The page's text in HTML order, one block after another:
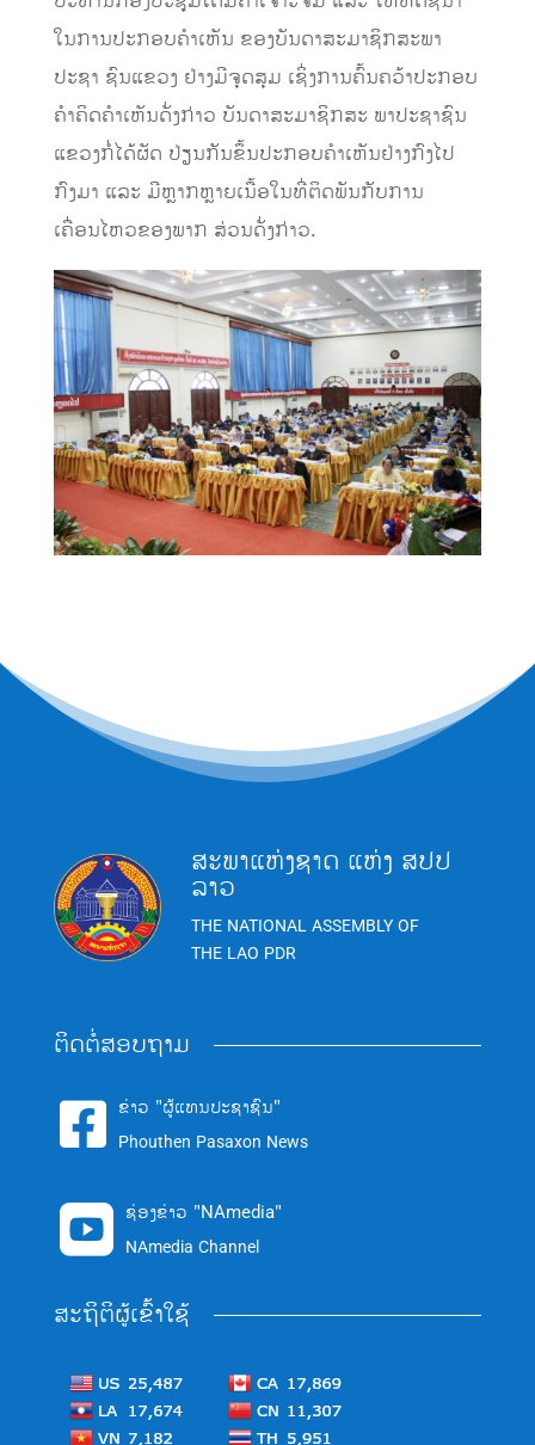
ໃນການປະກອບຄໍາເຫັນ ຂອງບັນດາສະມາຊິກສະພາ
ປະຊາ ຊົນແຂວງ ຢ່າງມີຈຸດສຸມ ເຊິ່ງການຄົ້ນຄວ້າປະກອບ
ຄໍາຄິດຄໍາເຫັນດັ່ງກ່າວ ບັນດາສະມາຊິກສະ ພາປະຊາຊົນ
ແຂວງກໍ່ໄດ້ຜັດ ປ່ຽນກັນຂຶ້ນປະກອບຄໍາເຫັນຢ່າງກົງໄປ
ກົງມາ ແລະ ມີຫຼາກຫຼາຍເນື້ອໃນທີ່ຕິດພັນກັບການ
ເຄື່ອນໄຫວຂອງພາກ ສ່ວນດັ່ງກ່າວ.
ສະພາແຫ່ງຊາດ ແຫ່ງ ສປປ
ລາວ
THE NATIONAL ASSEMBLY OF
THE LAO PDR
ຕິດຕໍ່ສອບຖາມ
 ຂ່າວ "ຜູ້ແທນປະຊາຊົນ"
Phouthen Pasaxon News
 ຊ່ອງຂ່າວ "NAmedia"
NAmedia Channel
ສະຖິຕິຜູ້ເຂົ້າໃຊ້